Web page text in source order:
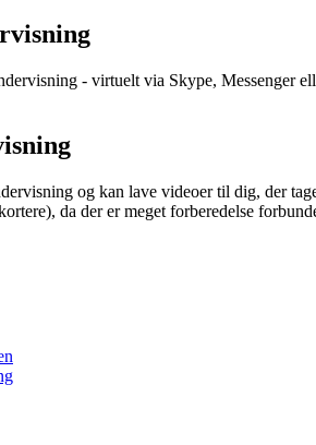
- virtuelt via Skype, Messenger
og kan lave videoer til dig, der
da der er meget forberedelse